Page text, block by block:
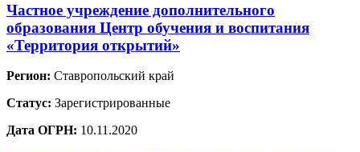
Частное учреждение дополнительного
образования Центр обучения и воспитания
«Территория открытий»
Регион: Ставропольский край
Статус: Зарегистрированные
Дата ОГРН: 10.11.2020